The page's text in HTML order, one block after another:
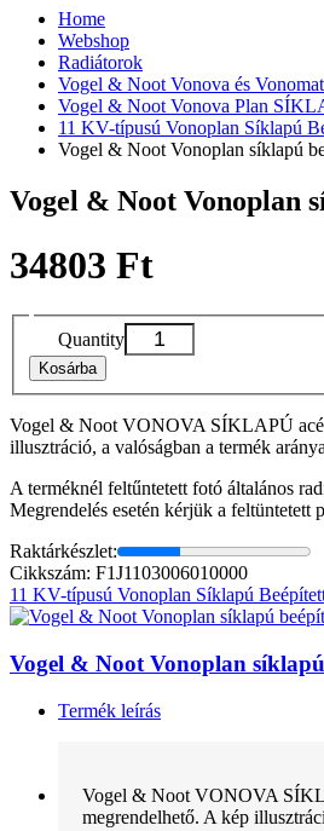
Home
Webshop
Radiátorok
Vogel & Noot Vonova és
Vogel & Noot Vonova Plan
11 KV-típusú Vonoplan Síklapú
Vogel & Noot Vonoplan síklapú
Vogel & Noot Vonoplan
34803 Ft
Quantity
Kosárba
Vogel & Noot VONOVA SÍKLAPÚ
illusztráció, a valóságban a termék
A terméknél feltűntetett fotó általános
Megrendelés esetén kérjük a feltüntetett
Raktárkészlet:
Cikkszám: F1J1103006010000
11 KV-típusú Vonoplan Síklapú
Vogel & Noot Vonoplan
Termék leírás
Vogel & Noot VONOVA
megrendelhető. A kép